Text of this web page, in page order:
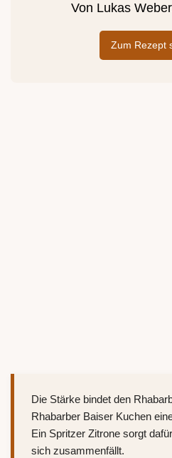
Von Lukas Weber
Zum Rezept
Die Stärke bindet den
Rhabarber Baiser Kuchen
Ein Spritzer Zitrone sorgt
sich zusammenfällt.